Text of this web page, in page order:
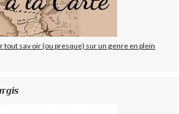
tout sav oir (ou presque) sur un genre en plein